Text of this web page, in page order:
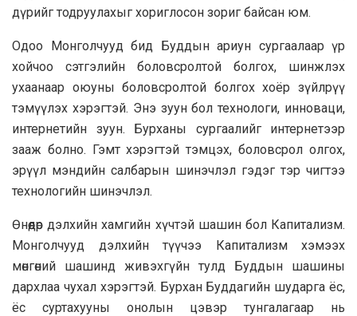
дүрийг тодруулахыг хориглосон зориг байсан юм.
Одоо Монголчууд бид Буддын ариун сургаалаар үр
хойчоо сэтгэлийн боловсролтой болгох, шинжлэх
ухаанаар оюуны боловсролтой болгох хоёр зүйлрүү
тэмүүлэх хэрэгтэй. Энэ зуун бол технологи, инноваци,
интернетийн зуун. Бурханы сургаалийг интернетээр
зааж болно. Гэмт хэрэгтэй тэмцэх, боловсрол олгох,
эрүүл мэндийн салбарын шинэчлэл гэдэг тэр чигтээ
технологийн шинэчлэл.
Өнөөдөр дэлхийн хамгийн хүчтэй шашин бол Капитализм.
Монголчууд дэлхийн түүчээ Капитализм хэмээх
мөнгөний шашинд живэхгүйн тулд Буддын шашины
дархлаа чухал хэрэгтэй. Бурхан Буддагийн шударга ёс,
ёс суртахууны онолын цэвэр тунгалагаар нь